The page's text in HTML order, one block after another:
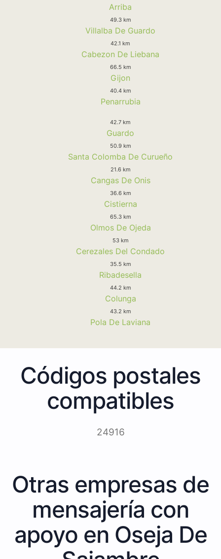
Arriba
49.3 km
Villalba De Guardo
42.1 km
Cabezon De Liebana
66.5 km
Gijon
40.4 km
Penarrubia
42.7 km
Guardo
50.9 km
Santa Colomba De Curueño
21.6 km
Cangas De Onis
36.6 km
Cistierna
65.3 km
Olmos De Ojeda
53 km
Cerezales Del Condado
35.5 km
Ribadesella
44.2 km
Colunga
43.2 km
Pola De Laviana
Códigos postales
compatibles
24916
Otras empresas de
mensajería con
apoyo en Oseja De